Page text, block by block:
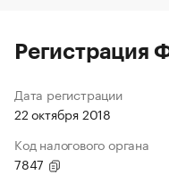
Регистрация
Дата регистрации
22 октября 2018
Код налогового органа
7847